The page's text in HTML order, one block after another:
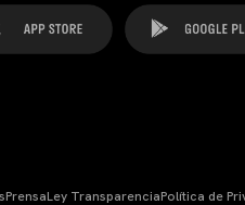
PrensaLey TransparenciaPolítica de